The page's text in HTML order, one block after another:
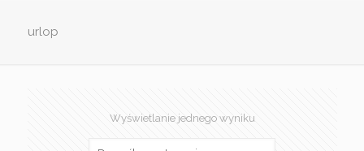
urlop
Wyświetlanie jednego wyniku